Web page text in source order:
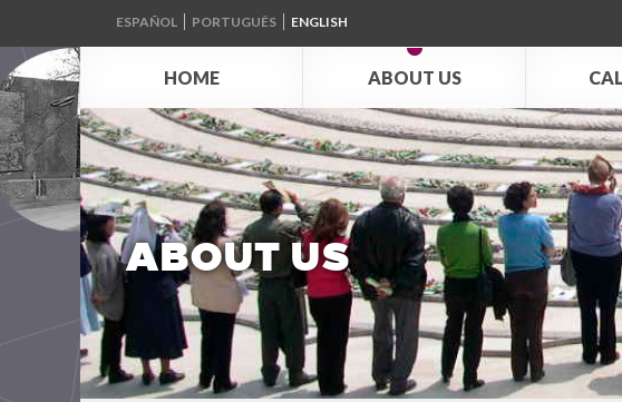
ESPAÑOL ENGLISH
PORTUGUÊS
HOME
ABOUT US
ABOUT US